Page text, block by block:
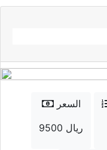
السعر
9500 ريال